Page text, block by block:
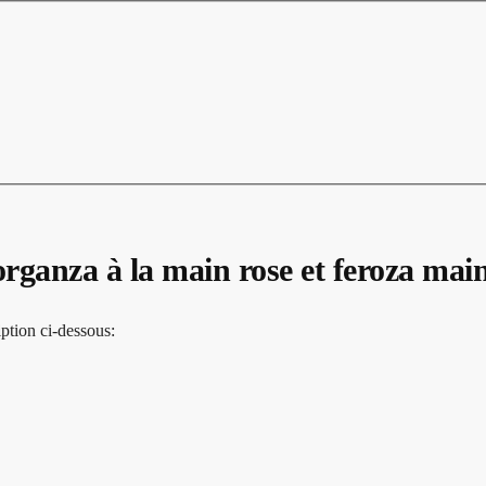
à la main rose et feroza
ci-dessous: